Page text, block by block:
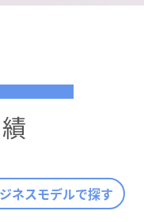
ネスモデルで探す